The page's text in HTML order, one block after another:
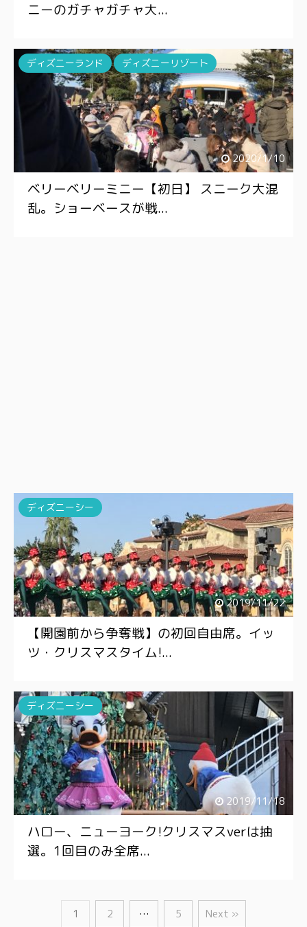
ニーのガチャガチャ大...
2020/1/10
ディズニーランド ディズニーリゾート
ベリーベリーミニー【初日】 スニーク大混
乱。ショーベースが戦...
2019/11/22
ディズニーシー
【開園前から争奪戦】の初回自由席。イッ
ツ・クリスマスタイム!...
2019/11/18
ディズニーシー
ハロー、ニューヨーク!クリスマスverは抽
選。1回目のみ全席...
1 2 … 5 Next »